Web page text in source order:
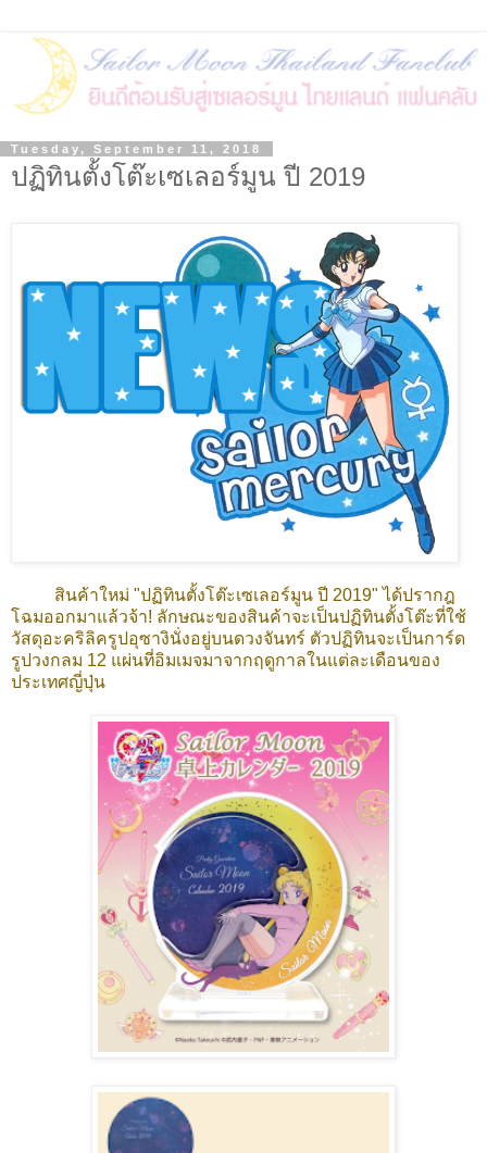
Tuesday, September 11, 2018
ปฏิทินตั้งโต๊ะเซเลอร์มูน ปี 2019
สินค้าใหม่ "ปฏิทินตั้งโต๊ะเซเลอร์มูน ปี 2019" ได้ปรากฎ
โฉมออกมาแล้วจ้า! ลักษณะของสินค้าจะเป็นปฏิทินตั้งโต๊ะที่ใช้
วัสดุอะคริลิครูปอุซางินั่งอยู่บนดวงจันทร์ ตัวปฏิทินจะเป็นการ์ด
รูปวงกลม 12 แผ่นที่อิมเมจมาจากฤดูกาลในแต่ละเดือนของ
ประเทศญี่ปุ่น